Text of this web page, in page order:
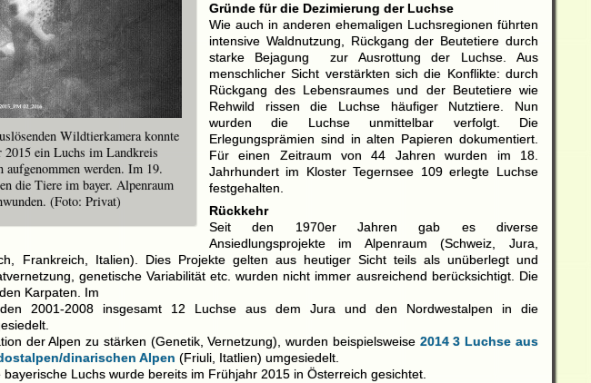
Wildtierkamera konnte
2015 ein Luchs im Landkreis
aufgenommen werden. Im 19.
die Tiere im bayer. Alpenraum
(Foto: Privat)
Gründe für die Dezimierung der Luchse
Wie auch in anderen ehemaligen Luchsregionen führten
intensive Waldnutzung, Rückgang der Beutetiere durch
starke Bejagung zur Ausrottung der Luchse. Aus
menschlicher Sicht verstärkten sich die Konflikte: durch
Rückgang des Lebensraumes und der Beutetiere wie
Rehwild rissen die Luchse häufiger Nutztiere. Nun
wurden die Luchse unmittelbar verfolgt. Die
Erlegungsprämien sind in alten Papieren dokumentiert.
Für einen Zeitraum von 44 Jahren wurden im 18.
Jahrhundert im Kloster Tegernsee 109 erlegte Luchse
festgehalten.
Rückkehr
Seit den 1970er Jahren gab es diverse
Ansiedlungsprojekte im Alpenraum (Schweiz, Jura,
Frankreich, Italien). Dies Projekte gelten aus heutiger Sicht teils als unüberlegt und
genetische Variabilität etc. wurden nicht immer ausreichend berücksichtigt. Die
Karpaten. Im
2001-2008 insgesamt 12 Luchse aus dem Jura und den Nordwestalpen in die
der Alpen zu stärken (Genetik, Vernetzung), wurden beispielsweise 2014 3 Luchse aus
dinarischen Alpen(Friuli, Itatlien) umgesiedelt.
Luchs wurde bereits im Frühjahr 2015 in Österreich gesichtet.